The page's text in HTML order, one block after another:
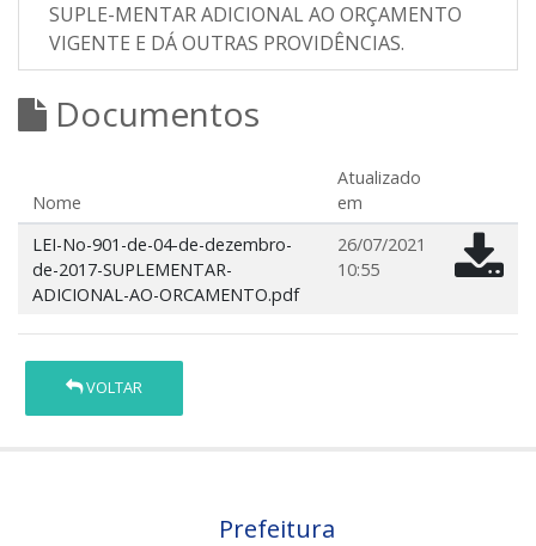
SUPLE-MENTAR ADICIONAL AO ORÇAMENTO
VIGENTE E DÁ OUTRAS PROVIDÊNCIAS.
Documentos
Nome
Atualizado
em
LEI-No-901-de-04-de-dezembro-
de-2017-SUPLEMENTAR-
ADICIONAL-AO-ORCAMENTO.pdf
26/07/2021
10:55
VOLTAR
Prefeitura